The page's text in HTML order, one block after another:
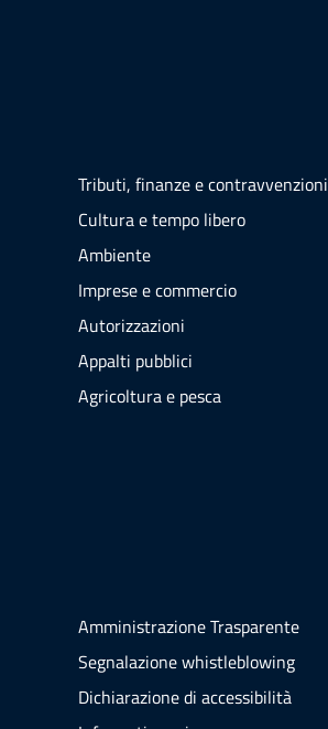
Tributi, finanze e contravvenzioni
Cultura e tempo libero
Ambiente
Imprese e commercio
Autorizzazioni
Appalti pubblici
Agricoltura e pesca
Amministrazione Trasparente
Segnalazione whistleblowing
Dichiarazione di accessibilità